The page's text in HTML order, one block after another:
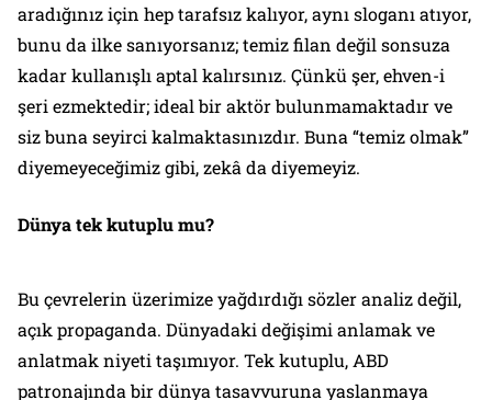
aradığınız için hep tarafsız kalıyor, aynı sloganı atıyor,
bunu da ilke sanıyorsanız; temiz filan değil sonsuza
kadar kullanışlı aptal kalırsınız. Çünkü şer, ehven-i
şeri ezmektedir; ideal bir aktör bulunmamaktadır ve
siz buna seyirci kalmaktasınızdır. Buna “temiz olmak”
diyemeyeceğimiz gibi, zekâ da diyemeyiz.
Dünya tek kutuplu mu?
Bu çevrelerin üzerimize yağdırdığı sözler analiz değil,
açık propaganda. Dünyadaki değişimi anlamak ve
anlatmak niyeti taşımıyor. Tek kutuplu, ABD
patronajında bir dünya tasavvuruna yaslanmaya